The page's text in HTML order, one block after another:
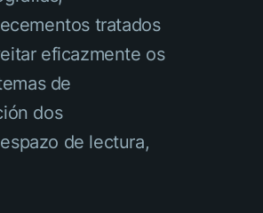
tratados
eficazmente os
de
dos
de lectura,